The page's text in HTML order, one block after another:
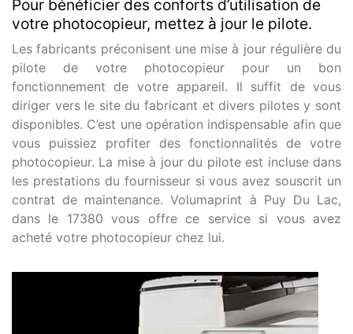
Pour bénéficier des conforts d’utilisation de
votre photocopieur, mettez à jour le pilote.
Les fabricants préconisent une mise à jour régulière du
pilote de votre photocopieur pour un bon
fonctionnement de votre appareil. Il suffit de vous
diriger vers le site du fabricant et divers pilotes y sont
disponibles. C’est une opération indispensable afin que
vous puissiez profiter des fonctionnalités de votre
photocopieur. La mise à jour du pilote est incluse dans
les prestations du fournisseur si vous avez souscrit un
contrat de maintenance. Volumaprint à Puy Du Lac,
dans le 17380 vous offre ce service si vous avez
acheté votre photocopieur chez lui.